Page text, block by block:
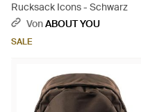
Rucksack Icons - Schwarz
VonABOUT YOU
SALE